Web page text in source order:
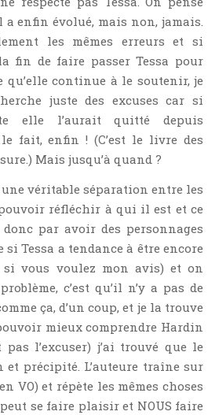
a enfin évolué, mais non, jamais.
les mêmes erreurs et si
fin de faire passer Tessa pour
continue à le soutenir, je
juste des excuses car si
elle l’aurait quitté depuis
fait, enfin ! (C’est le livre des
Mais jusqu’à quand ?
véritable séparation entre les
réfléchir à qui il est et ce
par avoir des personnages
si Tessa a tendance à être encore
si vous voulez mon avis) et on
c’est qu’il n’y a pas de
ça, d’un coup, et je la trouve
mieux comprendre Hardin
l’excuser) j’ai trouvé que le
précipité. L’auteure traîne sur
VO) et répète les mêmes choses
se faire plaisir et NOUS faire